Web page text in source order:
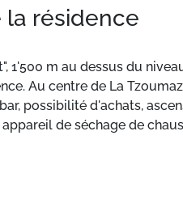
la résidence
1'500 m au dessus du
Au centre de La
possibilité d'achats,
de séchage de
10 m, restaurant 30 m,